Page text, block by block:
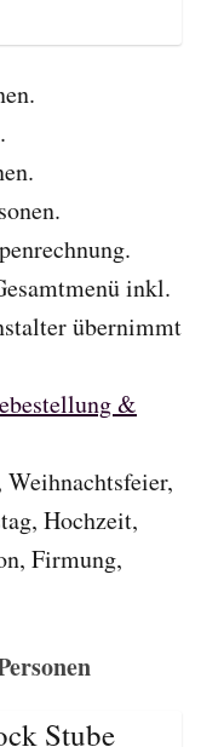
inkl.
übernimmt
&
Hochzeit,
Firmung,